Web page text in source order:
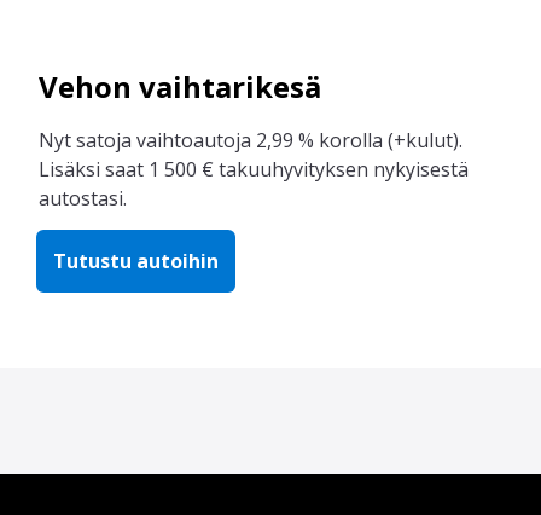
Vehon vaihtarikesä
Nyt satoja vaihtoautoja 2,99 % korolla (+kulut).
Lisäksi saat 1 500 € takuuhyvityksen nykyisestä
autostasi.
Tutustu autoihin